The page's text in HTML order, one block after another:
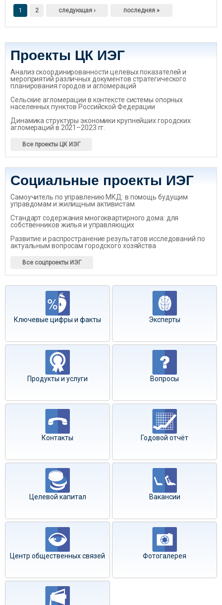
Страницы
1 2 следующая › последняя »
Проекты ЦК ИЭГ
Анализ скоординированности целевых показателей и
мероприятий различных документов стратегического
планирования городов и агломераций
Сельские агломерации в контексте системы опорных
населенных пунктов Российской Федерации
Динамика структуры экономики крупнейших городских
агломераций в 2021–2023 гг.
Все проекты ЦК ИЭГ
Социальные проекты ИЭГ
Самоучитель по управлению МКД: в помощь будущим
управдомам и жилищным активистам
Стандарт содержания многоквартирного дома: для
собственников жилья и управляющих
Развитие и распространение результатов исследований по
актуальным вопросам городского хозяйства
Все соцпроекты ИЭГ
Ключевые цифры и факты Эксперты
Продукты и услуги Вопросы
Контакты Годовой отчёт
Целевой капитал Вакансии
Центр общественных связей Фотогалерея